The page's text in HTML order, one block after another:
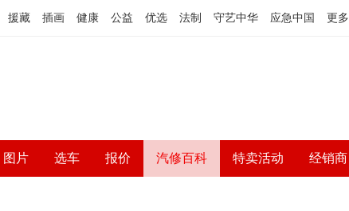
援藏 插画 健康 公益 优选 法制 守艺中华 应急中国 更多
图片 选车 报价 汽修百科 特卖活动 经销商